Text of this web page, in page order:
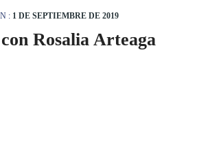
: 1 DE SEPTIEMBRE DE 2019
Rosalia Arteaga